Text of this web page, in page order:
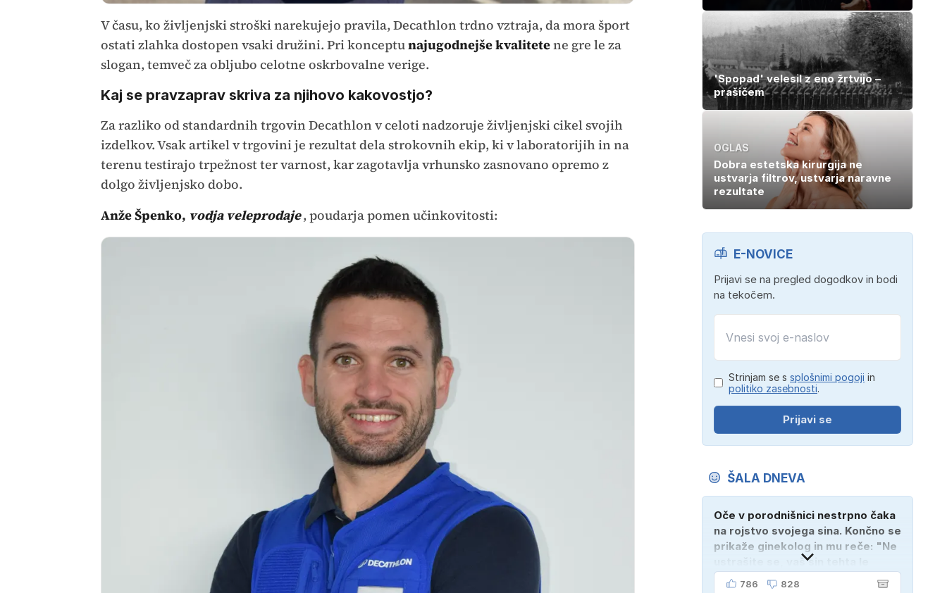
V času, ko življenjski stroški narekujejo pravila, Decathlon trdno vztraja, da mora šport
ostati zlahka dostopen vsaki družini. Pri konceptunajugodnejše kvalitetene gre le za
slogan, temveč za obljubo celotne oskrbovalne verige.
Kaj se pravzaprav skriva za njihovo kakovostjo?
Za razliko od standardnih trgovin Decathlon v celoti nadzoruje življenjski cikel svojih
izdelkov. Vsak artikel v trgovini je rezultat dela strokovnih ekip, ki v laboratorijih in na
terenu testirajo trpežnost ter varnost, kar zagotavlja vrhunsko zasnovano opremo z
dolgo življenjsko dobo.
Anže Špenko, vodja veleprodaje, poudarja pomen učinkovitosti:
'Spopad' velesil z eno žrtvijo –
prašičem
OGLAS
Dobra estetska kirurgija ne
ustvarja filtrov, ustvarja naravne
rezultate
E-NOVICE
Prijavi se na pregled dogodkov in bodi
na tekočem.
Strinjam se s splošnimi pogoji in
politiko zasebnosti.
Prijavi se
ŠALA DNEVA
Oče v porodnišnici nestrpno čaka
na rojstvo svojega sina. Končno se
prikaže ginekolog in mu reče: "Ne
ustrašite se, vaš sin tehta le
dober kilogram!" "Nič čudnega,
786 828